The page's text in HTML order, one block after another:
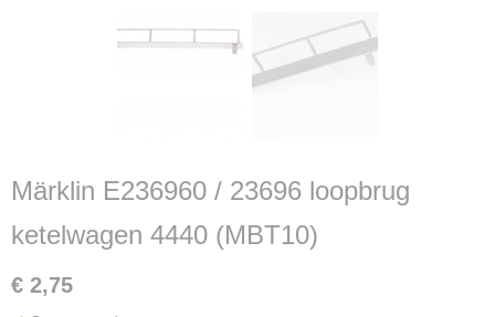
Märklin E236960 / 23696 loopbrug
ketelwagen 4440 (MBT10)
€ 2,75